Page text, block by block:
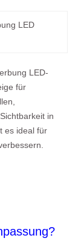
LED-
für
in
es ideal für